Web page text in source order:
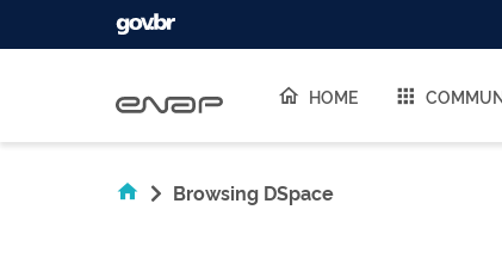
HOME
Browsing DSpace